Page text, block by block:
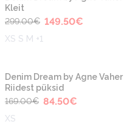
Kleit
299.00€ 149.50€
XS S M +1
-50%
Denim Dream by Agne Vaher
Riidest püksid
169.00€ 84.50€
XS